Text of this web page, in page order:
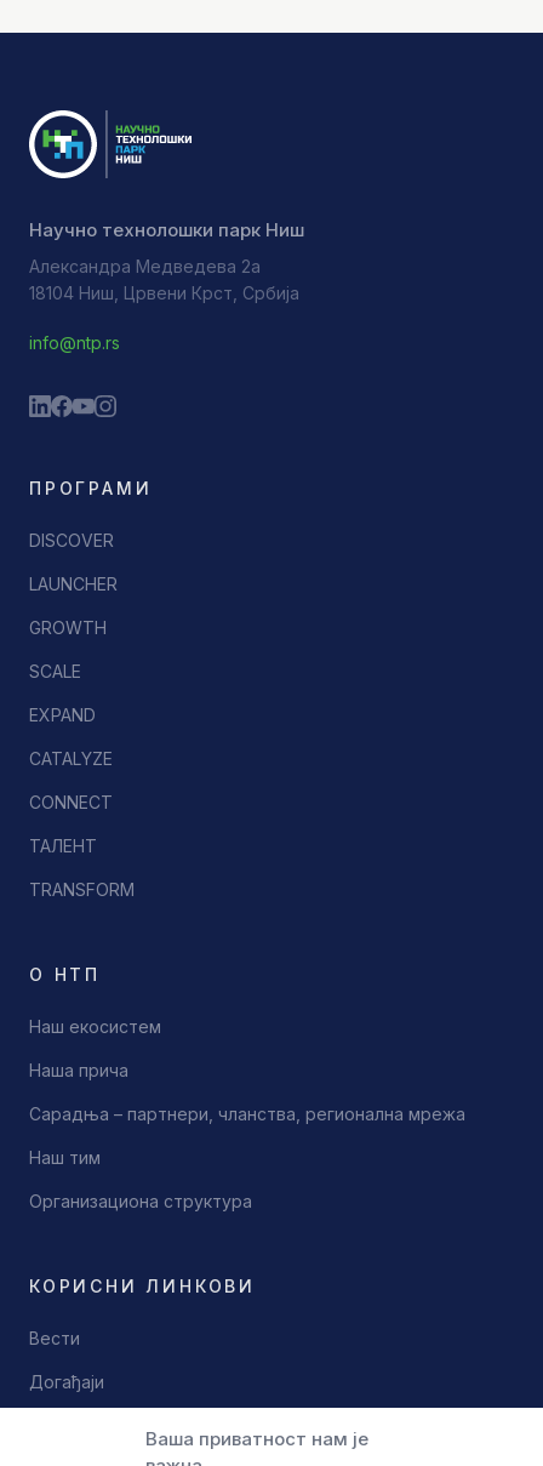
Ваша приватност нам је
Научно технолошки парк Ниш
Александра Медведева 2а
18104 Ниш, Црвени Крст, Србија
info@ntp.rs
ПРОГРАМИ
DISCOVER
LAUNCHER
GROWTH
SCALE
EXPAND
CATALYZE
CONNECT
ТАЛЕНТ
TRANSFORM
О НТП
Наш екосистем
Наша прича
Сарадња – партнери, чланства, регионална мрежа
Наш тим
Организациона структура
КОРИСНИ ЛИНКОВИ
Вести
Догађаји